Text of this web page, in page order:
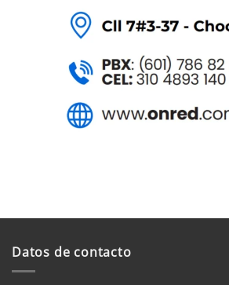
Datos de contacto